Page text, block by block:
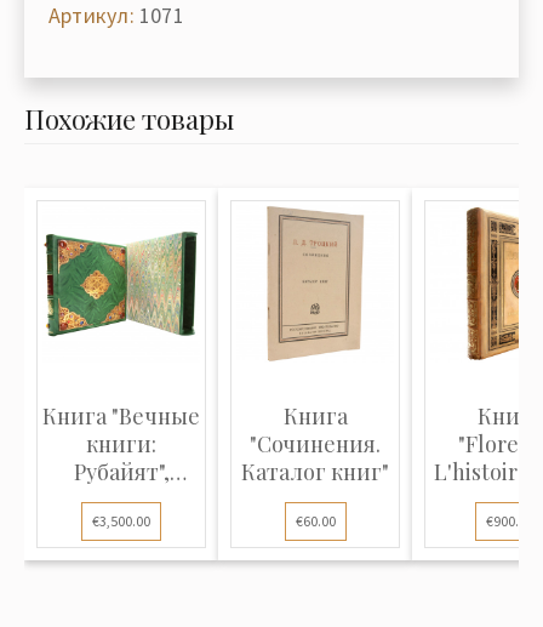
Артикул: 1071
Похожие товары
Книга "Вечные
книги:
Рубайят",
(Коллекционное...
€3,500.00
Книга
"Сочинения.
Каталог книг"
€60.00
Книга
L'histoire
Médicis
€900.00